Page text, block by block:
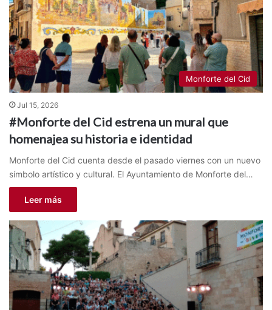
Monforte del Cid
Jul 15, 2026
#Monforte del Cid estrena un mural que
homenajea su historia e identidad
Monforte del Cid cuenta desde el pasado viernes con un nuevo
símbolo artístico y cultural. El Ayuntamiento de Monforte del…
Leer más